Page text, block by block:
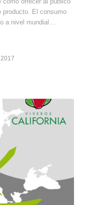
producto. El consumo
a nivel mundial…